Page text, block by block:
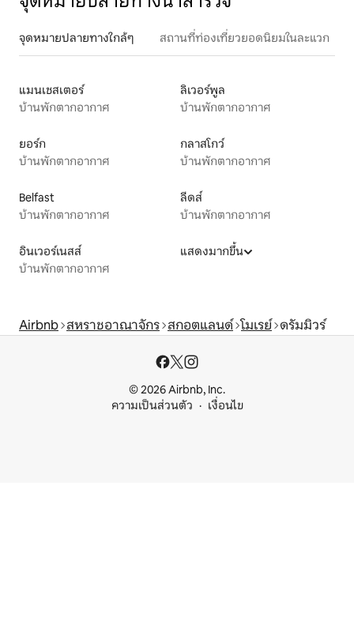
จุดหมายปลายทางใกล้ๆ สถานที่ท่องเที่ยวยอดนิยมในละแวก
แมนเชสเตอร์
บ้านพักตากอากาศ
ลิเวอร์พูล
บ้านพักตากอากาศ
ยอร์ก
บ้านพักตากอากาศ
กลาสโกว์
บ้านพักตากอากาศ
Belfast
บ้านพักตากอากาศ
ลีดส์
บ้านพักตากอากาศ
อินเวอร์เนสส์
บ้านพักตากอากาศ
แสดงมากขึ้น
Airbnb สหราชอาณาจักร สกอตแลนด์ โมเรย์ ดรัมมิวร์
© 2026 Airbnb, Inc.
ความเป็นส่วนตัว
เงื่อนไข